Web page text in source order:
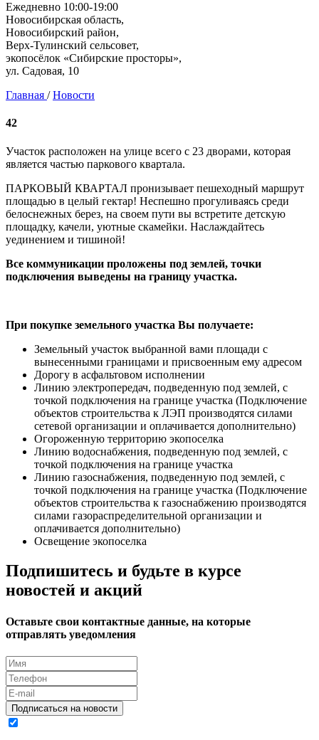
Ежедневно 10:00-19:00
Новосибирская область,
Новосибирский район,
Верх-Тулинский сельсовет,
экопосёлок «Сибирские просторы»,
ул. Садовая, 10
Главная / Новости
42
Участок расположен на улице всего с 23 дворами, которая
является частью паркового квартала.
ПАРКОВЫЙ КВАРТАЛ пронизывает пешеходный маршрут
площадью в целый гектар! Неспешно прогуливаясь среди
белоснежных берез, на своем пути вы встретите детскую
площадку, качели, уютные скамейки. Наслаждайтесь
уединением и тишиной!
Все коммуникации проложены под землей, точки
подключения выведены на границу участка.
При покупке земельного участка Вы получаете:
Земельный участок выбранной вами площади с
вынесенными границами и присвоенным ему адресом
Дорогу в асфальтовом исполнении
Линию электропередач, подведенную под землей, с
точкой подключения на границе участка (Подключение
объектов строительства к ЛЭП производятся силами
сетевой организации и оплачивается дополнительно)
Огороженную территорию экопоселка
Линию водоснабжения, подведенную под землей, с
точкой подключения на границе участка
Линию газоснабжения, подведенную под землей, с
точкой подключения на границе участка (Подключение
объектов строительства к газоснабжению производятся
силами газораспределительной организации и
оплачивается дополнительно)
Освещение экопоселка
Подпишитесь и будьте в курсе
новостей и акций
Оставьте свои контактные данные, на которые
отправлять уведомления
Подписаться на новости